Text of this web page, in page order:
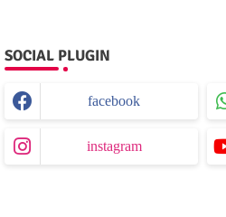
SOCIAL PLUGIN
facebook
instagram